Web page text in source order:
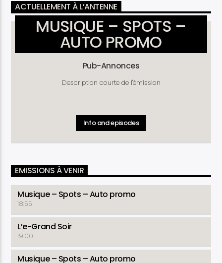
ACTUELLEMENT À L’ANTENNE
MUSIQUE – SPOTS –
AUTO PROMO
Pub-Annonces
Description courte de l'émission
Info and episodes
EMISSIONS À VENIR
Musique – Spots – Auto promo
18:55
L’e-Grand Soir
19:00
Musique – Spots – Auto promo